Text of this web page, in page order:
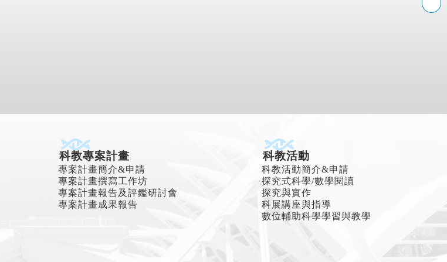
科教專案計畫
專案計畫簡介&申請
專案計畫撰寫工作坊
專案計畫報告及評鑑研討會
專案計畫成果報告
科教活動
科教活動簡介&申請
探究式科學/數學閱讀
探究與實作
科展講座與指導
數位輔助科學學習與教學